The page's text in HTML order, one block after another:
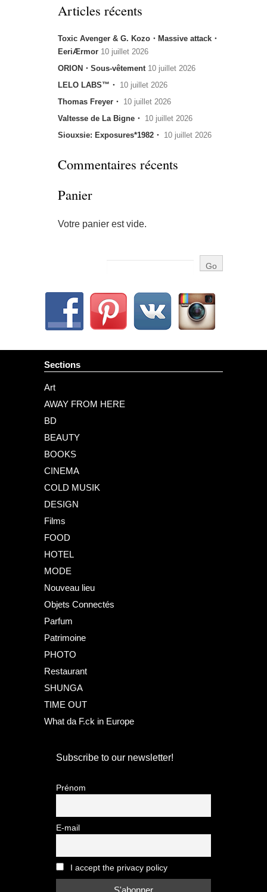
Articles récents
Toxic Avenger & G. Kozo・Massive attack・
EeriÆrmor 10 juillet 2026
ORION・Sous-vêtement 10 juillet 2026
LELO LABS™・ 10 juillet 2026
Thomas Freyer・ 10 juillet 2026
Valtesse de La Bigne・ 10 juillet 2026
Siouxsie: Exposures*1982・ 10 juillet 2026
Commentaires récents
Panier
Votre panier est vide.
Sections
Art
AWAY FROM HERE
BD
BEAUTY
BOOKS
CINEMA
COLD MUSIK
DESIGN
Films
FOOD
HOTEL
MODE
Nouveau lieu
Objets Connectés
Parfum
Patrimoine
PHOTO
Restaurant
SHUNGA
TIME OUT
What da F.ck in Europe
Subscribe to our newsletter!
Prénom
E-mail
I accept the privacy policy